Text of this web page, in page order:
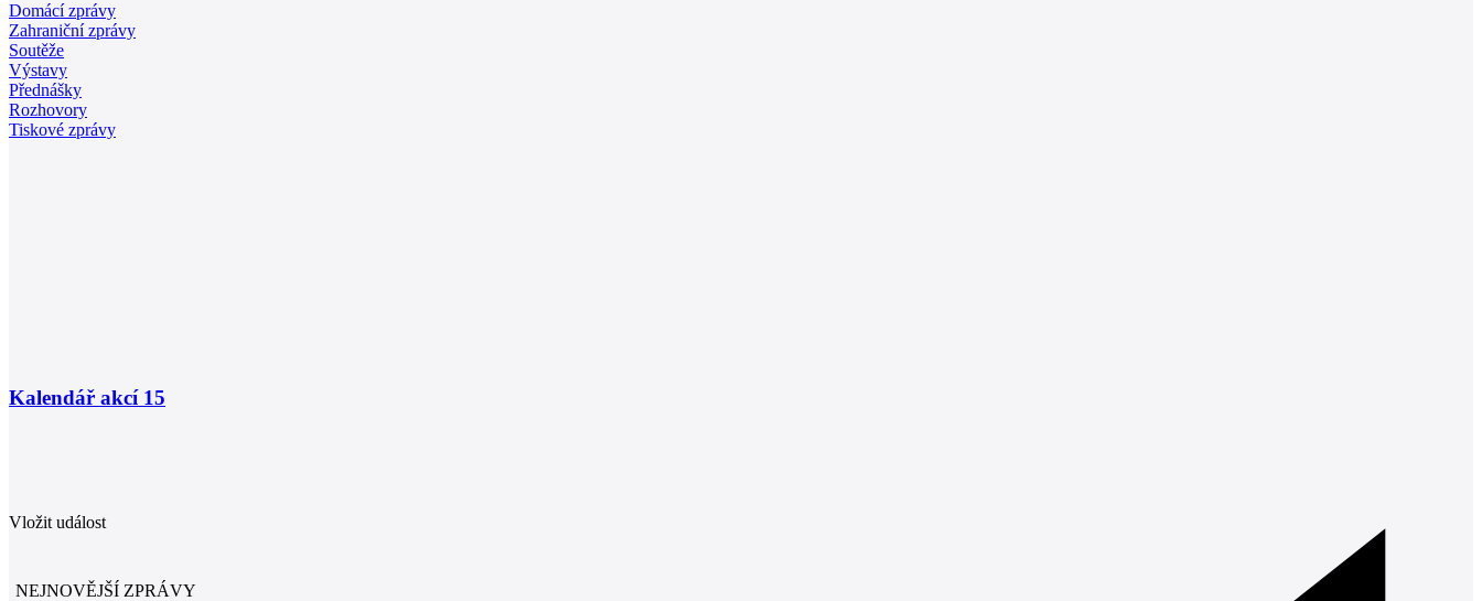
Domácí zprávy
Zahraniční zprávy
Soutěže
Výstavy
Přednášky
Rozhovory
Tiskové zprávy
Kalendář akcí 15
Vložit událost
NEJNOVĚJŠÍ ZPRÁVY